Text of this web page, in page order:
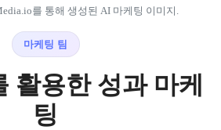
마케팅 팀
활용한 성과 마케
팅
를 통해 생성된 AI 마케팅 이미지.